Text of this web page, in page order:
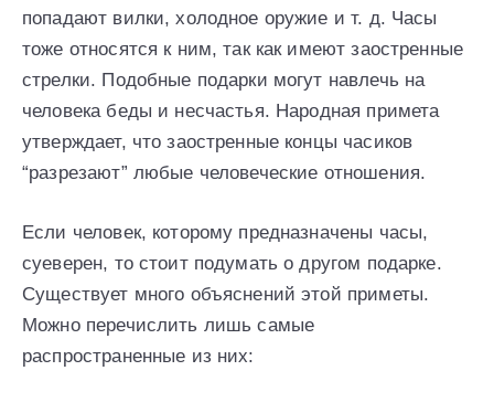
попадают вилки, холодное оружие и т. д. Часы
тоже относятся к ним, так как имеют заостренные
стрелки. Подобные подарки могут навлечь на
человека беды и несчастья. Народная примета
утверждает, что заостренные концы часиков
“разрезают” любые человеческие отношения.
Если человек, которому предназначены часы,
суеверен, то стоит подумать о другом подарке.
Существует много объяснений этой приметы.
Можно перечислить лишь самые
распространенные из них: